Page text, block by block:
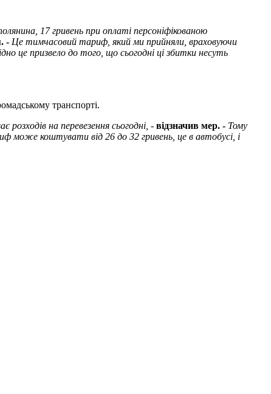
17 гривень при оплаті персоніфікованою
- Це тимчасовий тариф, який ми прийняли, враховуючи
це призвело до того, що сьогодні ці збитки несуть
транспорті.
на перевезення сьогодні, - відзначив мер. - Тому
може коштувати від 26 до 32 гривень, це в автобусі, і